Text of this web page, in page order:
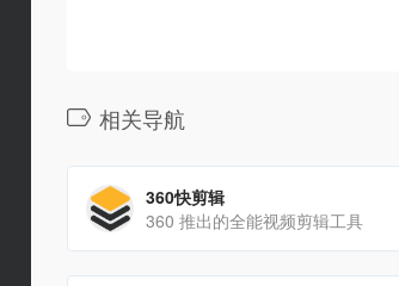
相关导航
360快剪辑
360 推出的全能视频剪辑工具